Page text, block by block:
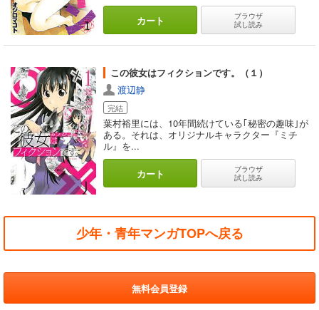
カート
ブラウザ
試し読み
この彼女はフィクションです。（１）
渡辺静
完結
葉村裕里には、10年間続けている｢秘密の趣味｣が
ある。それは、オリジナルキャラクター『ミチ
ル』を...
カート
ブラウザ
試し読み
少年・青年マンガTOPへ戻る
無料会員登録